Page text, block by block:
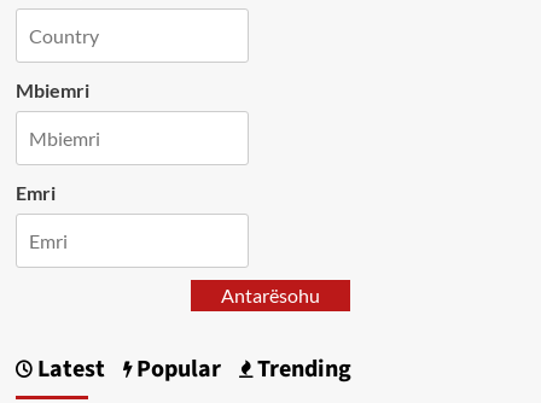
Mbiemri
Emri
Antarësohu
Latest Popular Trending